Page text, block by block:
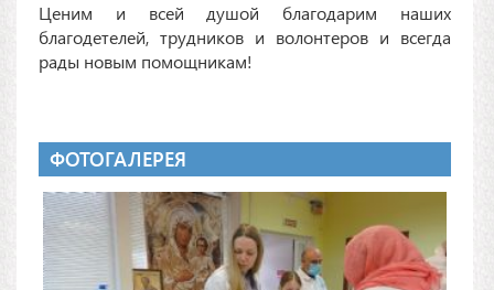
Ценим и всей душой благодарим наших
благодетелей, трудников и волонтеров и всегда
рады новым помощникам!
ФОТОГАЛЕРЕЯ